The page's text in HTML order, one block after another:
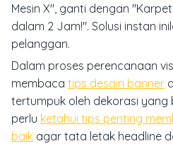
Mesin X", ganti dengan
dalam 2 Jam!". Solusi instan
pelanggan.
Dalam proses perencanaan
membaca tips desain banner
tertumpuk oleh dekorasi yang
perlu ketahui tips penting
baik agar tata letak headline